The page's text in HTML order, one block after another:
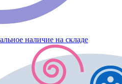
наличие на складе